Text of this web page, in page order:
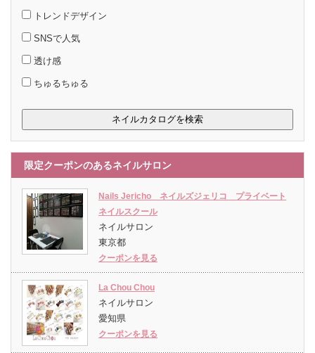
トレンドデザイン
SNSで人気
透け感
ちゅるちゅる
限定クーポンのあるネイルサロン
Nails Jericho ネイルズジェリコ プライベート
ネイルスクール
ネイルサロン
東京都
クーポンを見る
La Chou Chou
ネイルサロン
愛知県
クーポンを見る